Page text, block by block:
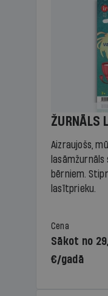
ŽURNĀLS
Aizraujošs,
lasāmžurnāls
bērniem.
lasītprieku.
Cena
Sākot no
€/gadā